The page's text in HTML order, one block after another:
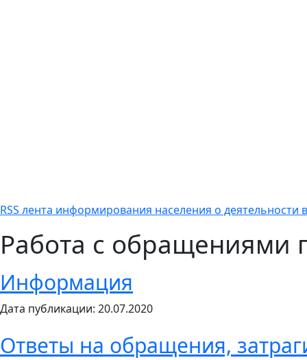
RSS лента информирования населения о деятельности
Работа с обращениями
Информация
Дата публикации: 20.07.2020
Ответы на обращения,